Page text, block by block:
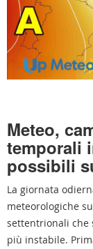
Meteo,
temporali
possibili
La giornata
meteorologiche
settentrionali che
più instabile.